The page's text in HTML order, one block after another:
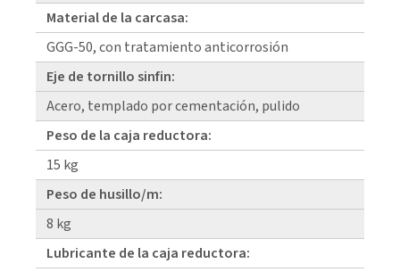
Material de la carcasa:
GGG-50, con tratamiento anticorrosión
Eje de tornillo sinfin:
Acero, templado por cementación, pulido
Peso de la caja reductora:
15 kg
Peso de husillo/m:
8 kg
Lubricante de la caja reductora: